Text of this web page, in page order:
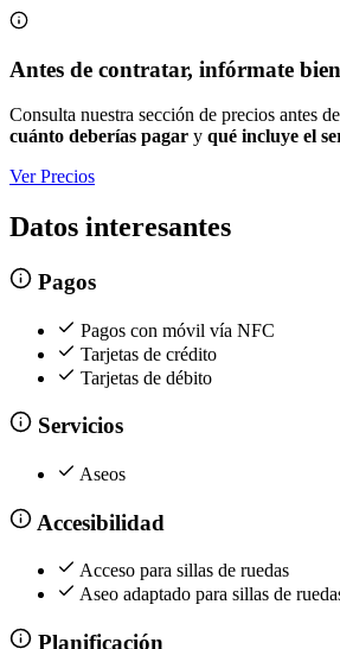
Antes de contratar, infórmate bien
Consulta nuestra sección de precios antes
cuánto deberías pagar y qué incluye el
Ver Precios
Datos interesantes
Pagos
Pagos con móvil vía NFC
Tarjetas de crédito
Tarjetas de débito
Servicios
Aseos
Accesibilidad
Acceso para sillas de ruedas
Aseo adaptado para sillas de
Planificación